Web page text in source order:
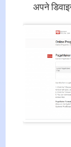
अपने